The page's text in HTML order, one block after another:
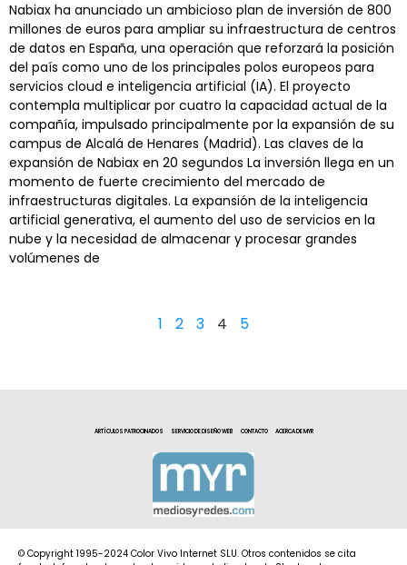
Nabiax ha anunciado un ambicioso plan de inversión de 800
millones de euros para ampliar su infraestructura de centros
de datos en España, una operación que reforzará la posición
del país como uno de los principales polos europeos para
servicios cloud e inteligencia artificial (IA). El proyecto
contempla multiplicar por cuatro la capacidad actual de la
compañía, impulsado principalmente por la expansión de su
campus de Alcalá de Henares (Madrid). Las claves de la
expansión de Nabiax en 20 segundos La inversión llega en un
momento de fuerte crecimiento del mercado de
infraestructuras digitales. La expansión de la inteligencia
artificial generativa, el aumento del uso de servicios en la
nube y la necesidad de almacenar y procesar grandes
volúmenes de
1 2 3 4 5
ARTÍCULOS PATROCINADOS SERVICIO DE DISEÑO WEB CONTACTO ACERCA DE MYR
© Copyright 1995-2024 Color Vivo Internet SLU. Otros contenidos se cita